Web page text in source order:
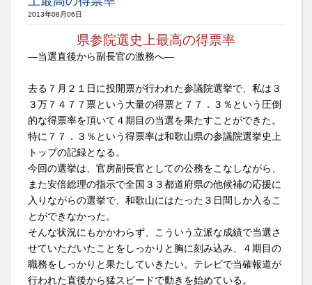
2013年08月06日
県参院選史上最高の得票率
―当選直後から副長官の激務へ―
去る７月２１日に投開票が行われた参議院選挙で、私は３
３万７４７７票という大量の得票と７７．３％という圧倒
的な得票率を頂いて４期目の当選を果たすことができた。
特に７７．３％という得票率は和歌山県の参議院選挙史上
トップの記録となる。
今回の選挙は、官房副長官としての公務をこなしながら、
また安倍総理の指示で全国３３都道府県の他候補の応援に
入りながらの選挙で、和歌山にはたった３日間しか入るこ
とができなかった。
そんな状況にもかかわらず、こういう立派な成績で当選さ
せていただいたことをしっかりと胸に刻み込み、４期目の
職務をしっかりと果たしていきたい。テレビで当確報道が
行われた直後から猛スピードで動きを始めている。